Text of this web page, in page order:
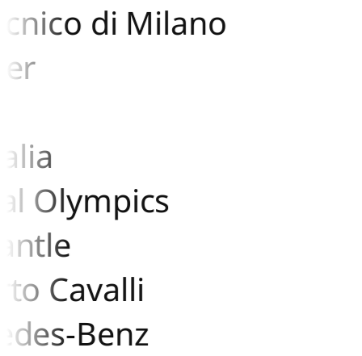
di Milano
Olympics
Cavalli
Benz